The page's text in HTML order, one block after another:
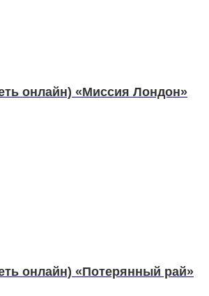
онлайн) «Миссия Лондон»
онлайн) «Потерянный рай»